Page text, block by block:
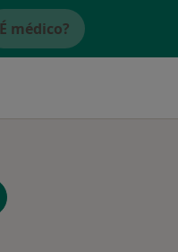
É médico?